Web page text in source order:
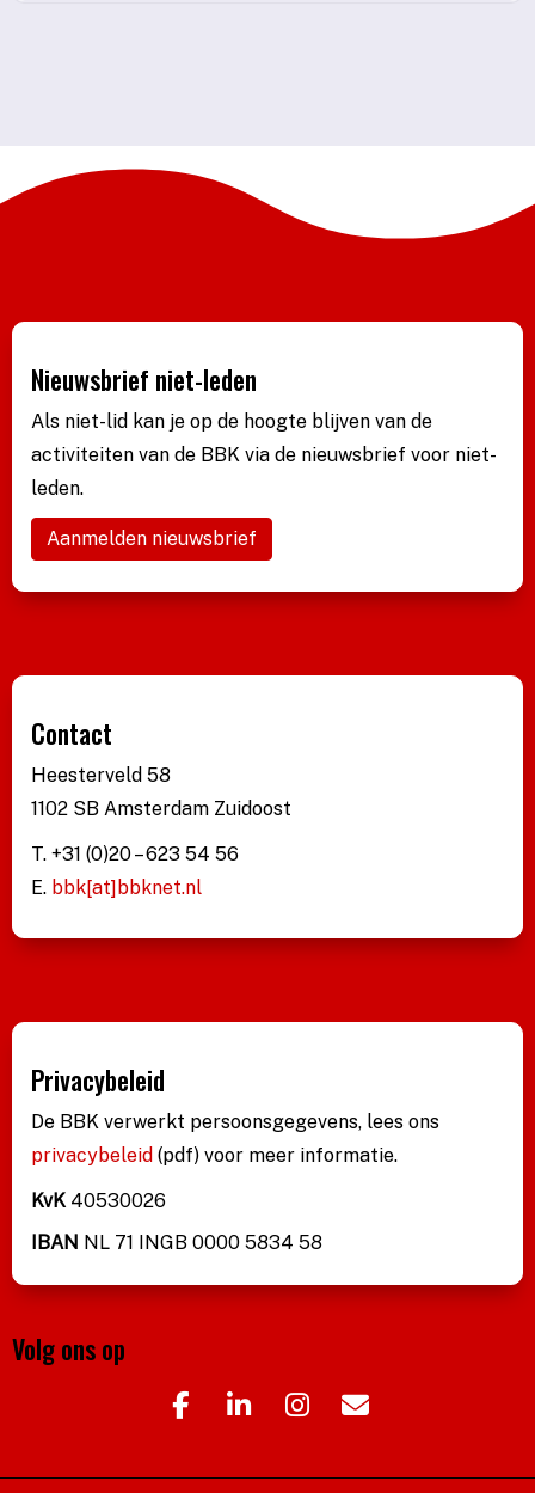
Nieuwsbrief niet-leden
Als niet-lid kan je op de hoogte blijven van de
activiteiten van de BBK via de nieuwsbrief voor niet-
leden.
Aanmelden nieuwsbrief
Contact
Heesterveld 58
1102 SB Amsterdam Zuidoost
T. +31 (0)20 – 623 54 56
E. bbk[at]bbknet.nl
Privacybeleid
De BBK verwerkt persoonsgegevens, lees ons
privacybeleid (pdf) voor meer informatie.
KvK 40530026
IBAN NL 71 INGB 0000 5834 58
Volg ons op